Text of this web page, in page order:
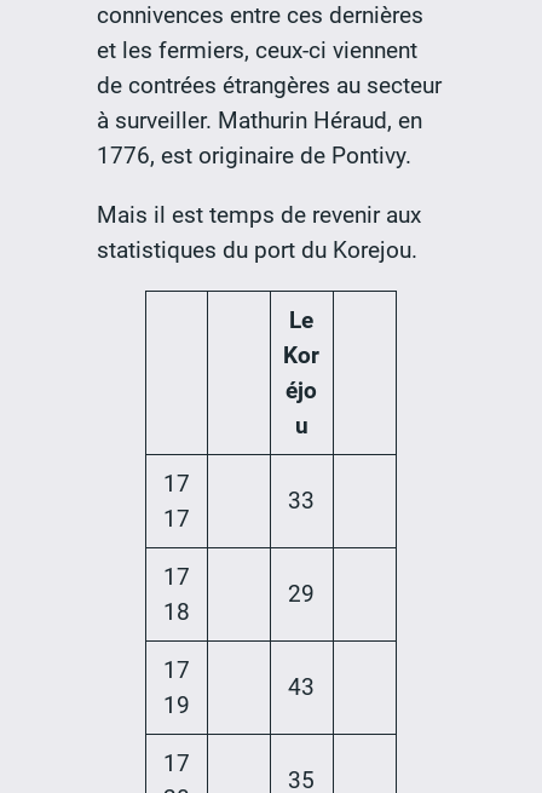
connivences entre ces dernières
et les fermiers, ceux-ci viennent
de contrées étrangères au secteur
à surveiller. Mathurin Héraud, en
1776, est originaire de Pontivy.
Mais il est temps de revenir aux
statistiques du port du Korejou.
Le
Kor
éjo
u
17
17
33
17
18
29
17
19
43
17
35